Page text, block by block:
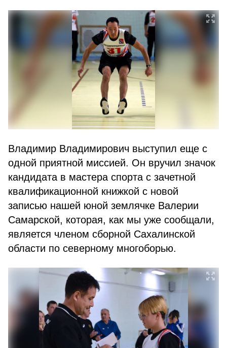
Владимир Владимирович выступил еще с
одной приятной миссией. Он вручил значок
кандидата в мастера спорта с зачетной
квалификационной книжкой с новой
записью нашей юной землячке Валерии
Самарской, которая, как мы уже сообщали,
является членом сборной Сахалинской
области по северному многоборью.